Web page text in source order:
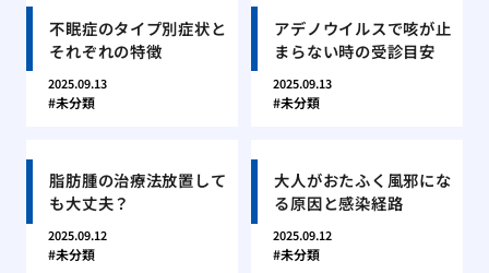
不眠症のタイプ別症状と
それぞれの特徴
2025.09.13
未分類
アデノウイルスで咳が止
まらない時の受診目安
2025.09.13
未分類
脂肪腫の治療法放置して
も大丈夫？
2025.09.12
未分類
大人がおたふく風邪にな
る原因と感染経路
2025.09.12
未分類